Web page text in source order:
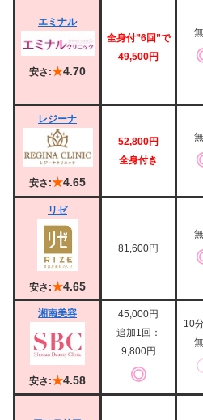
エミナル
安さ:★4.70
全身付”6回”で
49,500円
レジーナ
安さ:★4.65
52,800円
全身付き
リゼ
安さ:★4.65
81,600円
湘南美容
安さ:★4.58
45,000円
追加1回：
9,800円
◎
10